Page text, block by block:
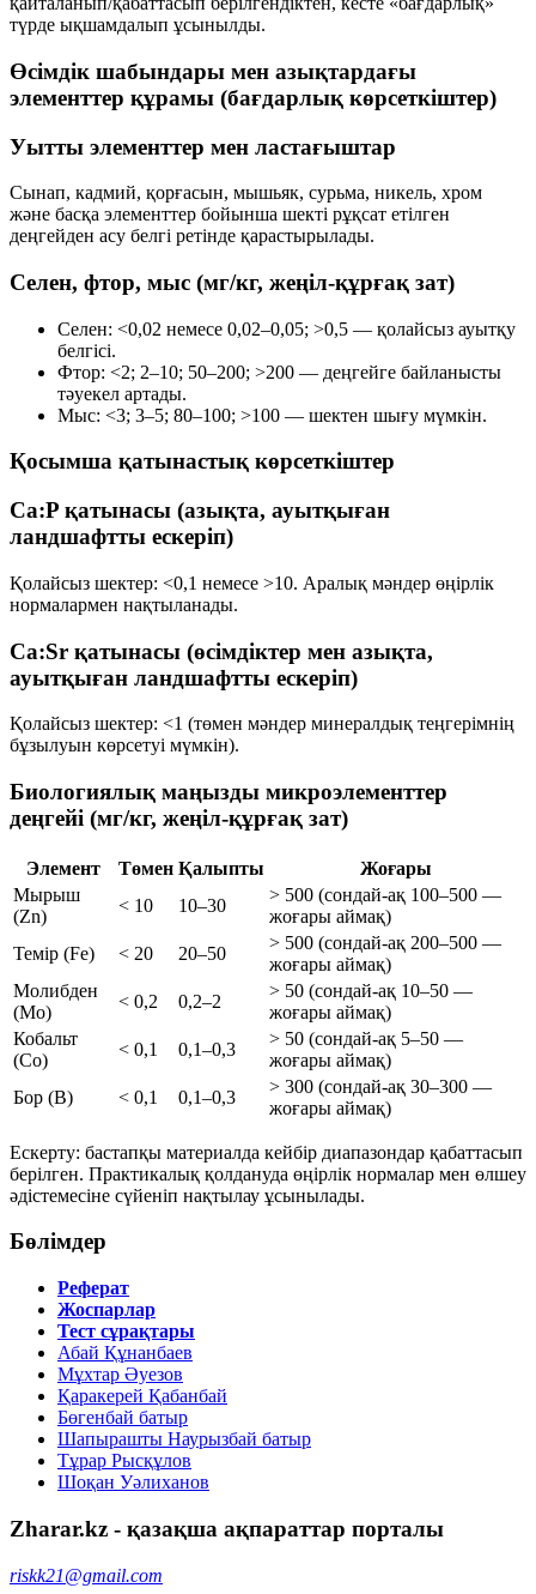
түрде ықшамдалып ұсынылды.
Өсімдік шабындары мен азықтардағы
элементтер құрамы (бағдарлық көрсеткіштер)
Уытты элементтер мен ластағыштар
Сынап, кадмий, қорғасын, мышьяк, сурьма, никель, хром
және басқа элементтер бойынша шекті рұқсат етілген
деңгейден асу белгі ретінде қарастырылады.
Селен, фтор, мыс (мг/кг, жеңіл-құрғақ зат)
Селен: <0,02 немесе 0,02–0,05; >0,5 — қолайсыз ауытқу
белгісі.
Фтор: <2; 2–10; 50–200; >200 — деңгейге байланысты
тәуекел артады.
Мыс: <3; 3–5; 80–100; >100 — шектен шығу мүмкін.
Қосымша қатынастық көрсеткіштер
Ca:P қатынасы (азықта, ауытқыған
ландшафтты ескеріп)
Қолайсыз шектер: <0,1 немесе >10. Аралық мәндер өңірлік
нормалармен нақтыланады.
Ca:Sr қатынасы (өсімдіктер мен азықта,
ауытқыған ландшафтты ескеріп)
Қолайсыз шектер: <1 (төмен мәндер минералдық теңгерімнің
бұзылуын көрсетуі мүмкін).
Биологиялық маңызды микроэлементтер
деңгейі (мг/кг, жеңіл-құрғақ зат)
Элемент Төмен Қалыпты
Жоғары
Мырыш
(Zn)
< 10 10–30
> 500 (сондай-ақ 100–500 —
жоғары аймақ)
Темір (Fe)
< 20 20–50
> 500 (сондай-ақ 200–500 —
жоғары аймақ)
Молибден
(Mo)
< 0,2 0,2–2
> 50 (сондай-ақ 10–50 —
жоғары аймақ)
Кобальт
(Co)
< 0,1 0,1–0,3
> 50 (сондай-ақ 5–50 —
жоғары аймақ)
Бор (B)
< 0,1 0,1–0,3
> 300 (сондай-ақ 30–300 —
жоғары аймақ)
Ескерту: бастапқы материалда кейбір диапазондар қабаттасып
берілген. Практикалық қолдануда өңірлік нормалар мен өлшеу
әдістемесіне сүйеніп нақтылау ұсынылады.
Бөлімдер
Реферат
Жоспарлар
Тест сұрақтары
Абай Құнанбаев
Мұхтар Әуезов
Қаракерей Қабанбай
Бөгенбай батыр
Шапырашты Наурызбай батыр
Тұрар Рысқұлов
Шоқан Уәлиханов
Zharar.kz - қазақша ақпараттар порталы
riskk21@gmail.com